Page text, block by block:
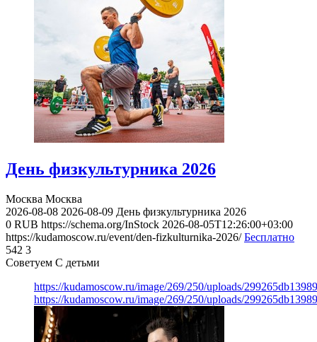
День физкультурника 2026
Москва Москва
2026-08-08 2026-08-09 День физкультурника 2026
0 RUB https://schema.org/InStock 2026-08-05T12:26:00+03:00
https://kudamoscow.ru/event/den-fizkulturnika-2026/ Бесплатно
542 3
Советуем С детьми
https://kudamoscow.ru/image/269/250/uploads/
https://kudamoscow.ru/image/269/250/uploads/